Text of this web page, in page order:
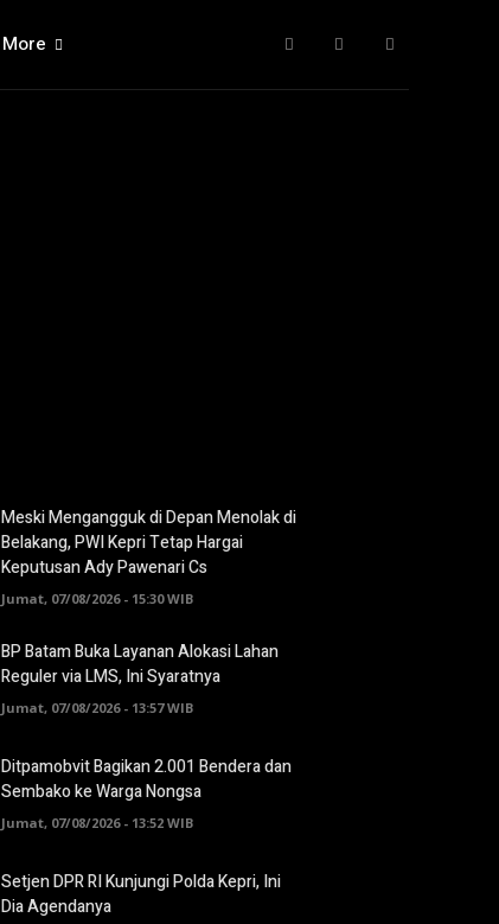
More
Meski Mengangguk di Depan Menolak di
Belakang, PWI Kepri Tetap Hargai
Keputusan Ady Pawenari Cs
Jumat, 07/08/2026 - 15:30 WIB
BP Batam Buka Layanan Alokasi Lahan
Reguler via LMS, Ini Syaratnya
Jumat, 07/08/2026 - 13:57 WIB
Ditpamobvit Bagikan 2.001 Bendera dan
Sembako ke Warga Nongsa
Jumat, 07/08/2026 - 13:52 WIB
Setjen DPR RI Kunjungi Polda Kepri, Ini
Dia Agendanya